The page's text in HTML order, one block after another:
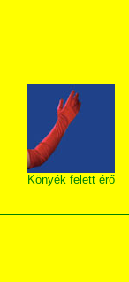
Könyék felett érő